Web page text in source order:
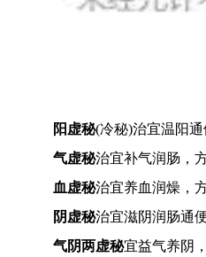
阳虚秘(冷秘)治宜温阳
气虚秘治宜补气润肠，
血虚秘治宜养血润燥，
阴虚秘治宜滋阴润肠通
气阴两虚秘宜益气养阴